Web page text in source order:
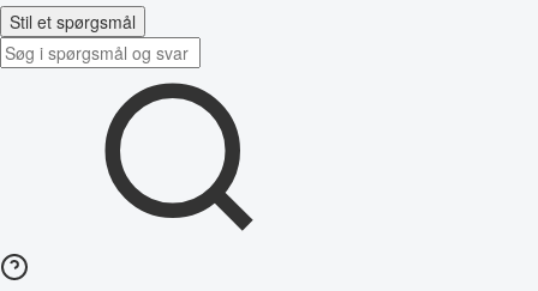
Stil et spørgsmål